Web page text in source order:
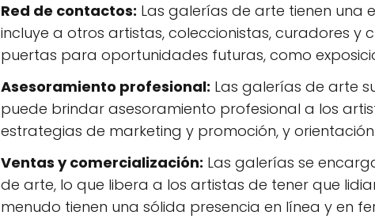
Red de contactos: Las galerías de arte tienen una
incluye a otros artistas, coleccionistas, curadores y
puertas para oportunidades futuras, como
Asesoramiento profesional: Las galerías de arte
puede brindar asesoramiento profesional a los
estrategias de marketing y promoción, y
Ventas y comercialización: Las galerías se
de arte, lo que libera a los artistas de tener que
menudo tienen una sólida presencia en línea y en